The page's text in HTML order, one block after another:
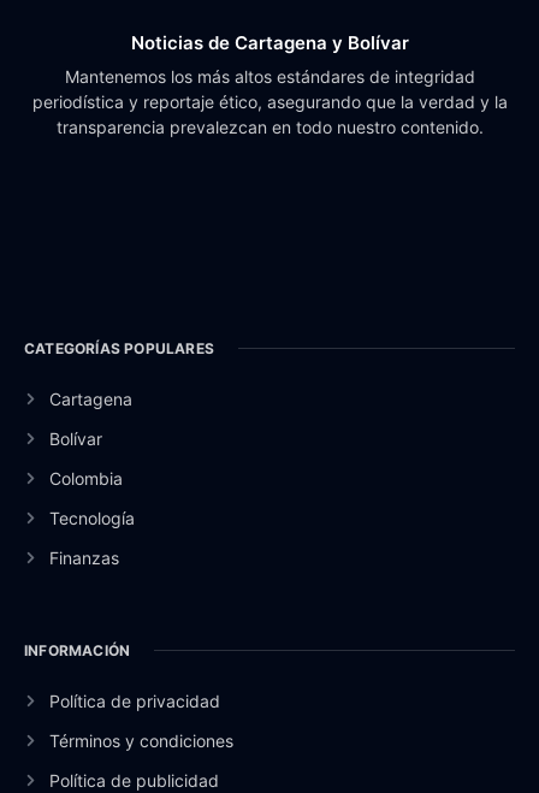
Noticias de Cartagena y Bolívar
Mantenemos los más altos estándares de integridad
periodística y reportaje ético, asegurando que la verdad y la
transparencia prevalezcan en todo nuestro contenido.
CATEGORÍAS POPULARES
Cartagena
Bolívar
Colombia
Tecnología
Finanzas
INFORMACIÓN
Política de privacidad
Términos y condiciones
Política de publicidad